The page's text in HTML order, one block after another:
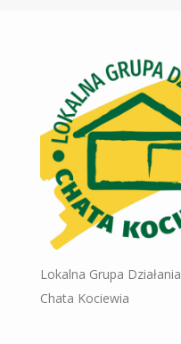
Lokalna Grupa Działania
Chata Kociewia